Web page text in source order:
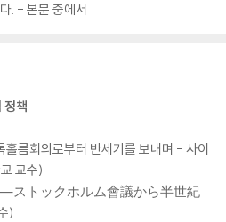
. - 본문 중에서
정책
홀름회의로부터 반세기를 보내며 - 사이
교수)
ストックホルム會議から半世紀
)